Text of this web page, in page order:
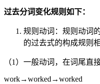
过去分词变化规则如下：
规则动词：规则动词
的过去式的构成规则
（1）一般动词，在词尾直
work→worked→worked